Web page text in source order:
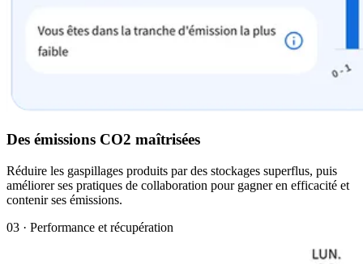
Des émissions CO2 maîtrisées
Réduire les gaspillages produits par des stockages superflus, puis
améliorer ses pratiques de collaboration pour gagner en efficacité et
contenir ses émissions.
03 · Performance et récupération